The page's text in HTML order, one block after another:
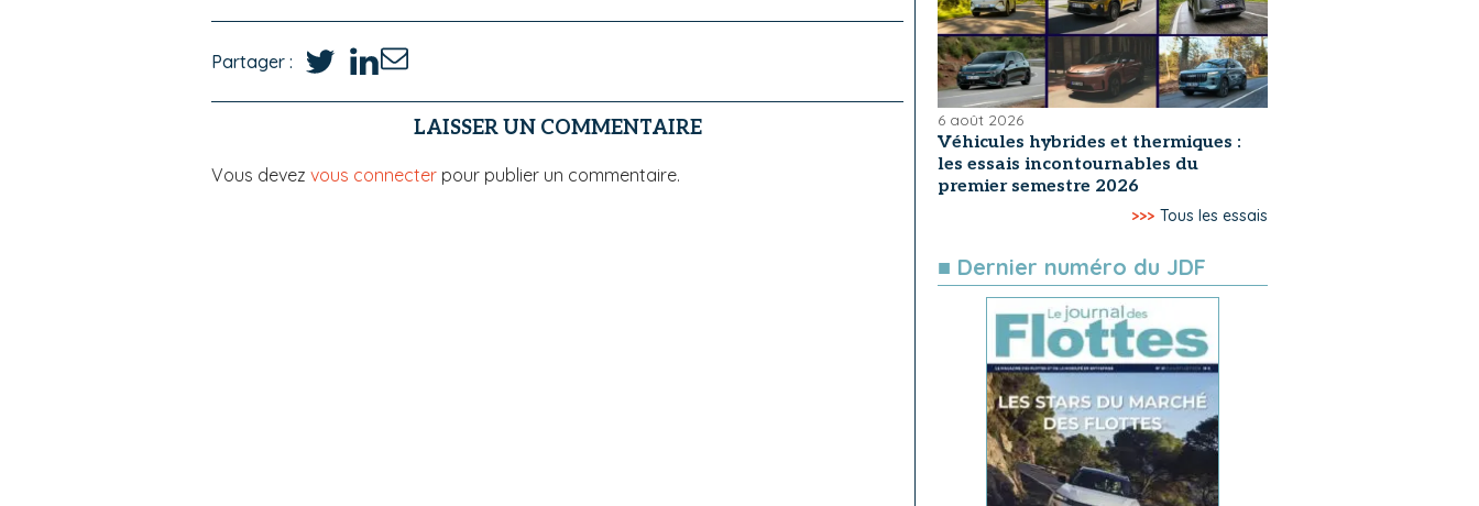
Partager :
LAISSER UN COMMENTAIRE
Vous devez vous connecter pour publier un commentaire.
6 août 2026
Véhicules hybrides et thermiques :
les essais incontournables du
premier semestre 2026
>>> Tous les essais
■ Dernier numéro du JDF